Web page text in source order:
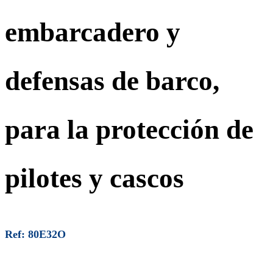
embarcadero y
defensas de barco,
para la protección de
pilotes y cascos
Ref: 80E32O